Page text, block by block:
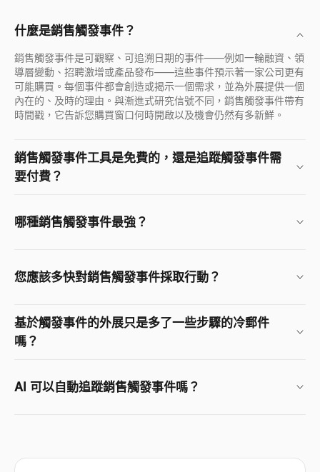
什麼是銷售觸發事件？
銷售觸發事件是可觀察、可追溯日期的事件——例如一輪融資、領
導層變動、招聘激增或產品發布——這些事件預示著一家公司更有
可能購買。每個事件都會創造或揭示一個需求，並為外展提供一個
內在的、及時的理由。與漸進式研究信號不同，銷售觸發事件帶有
時間戳，它告訴您購買窗口何時開啟以及機會仍然有多新鮮。
銷售觸發事件工具是免費的，還是追蹤觸發事件需
要付費？
哪種銷售觸發事件最強？
您應該多快對銷售觸發事件採取行動？
基於觸發事件的外展只是多了一些步驟的冷郵件
嗎？
AI 可以自動追蹤銷售觸發事件嗎？